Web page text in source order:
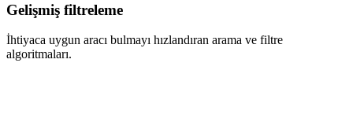
Gelişmiş filtreleme
İhtiyaca uygun aracı bulmayı hızlandıran arama ve filtre
algoritmaları.